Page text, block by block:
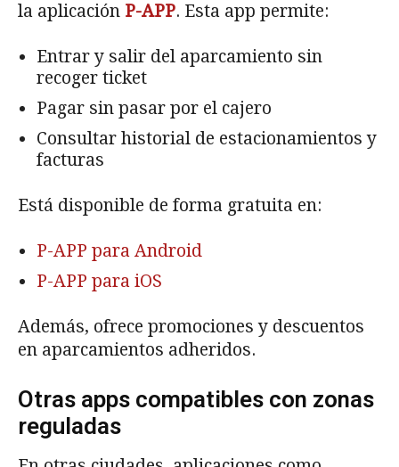
la aplicación P-APP. Esta app permite:
Entrar y salir del aparcamiento sin
recoger ticket
Pagar sin pasar por el cajero
Consultar historial de estacionamientos y
facturas
Está disponible de forma gratuita en:
P-APP para Android
P-APP para iOS
Además, ofrece promociones y descuentos
en aparcamientos adheridos.
Otras apps compatibles con zonas
reguladas